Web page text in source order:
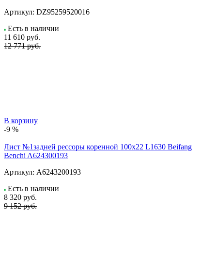
Артикул: DZ95259520016
Есть в наличии
11 610 руб.
12 771 руб.
В корзину
-9 %
Лист №1задней рессоры коренной 100х22 L1630 Beifang
Benchi A624300193
Артикул: A6243200193
Есть в наличии
8 320 руб.
9 152 руб.